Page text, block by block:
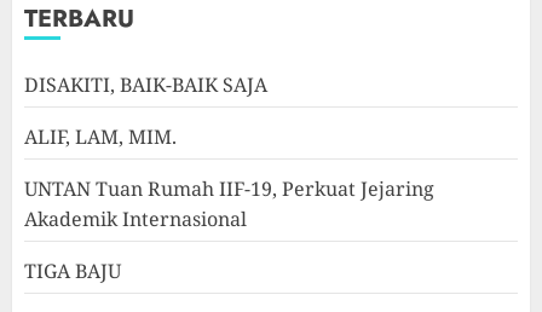
TERBARU
DISAKITI, BAIK-BAIK SAJA
ALIF, LAM, MIM.
UNTAN Tuan Rumah IIF-19, Perkuat Jejaring
Akademik Internasional
TIGA BAJU